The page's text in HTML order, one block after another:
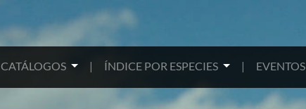
CATÁLOGOS | ÍNDICE POR ESPECIES | EVENTOS